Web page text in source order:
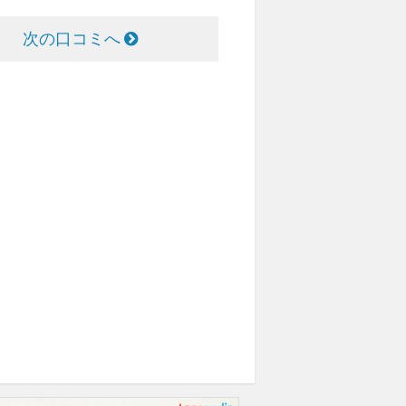
次の口コミへ